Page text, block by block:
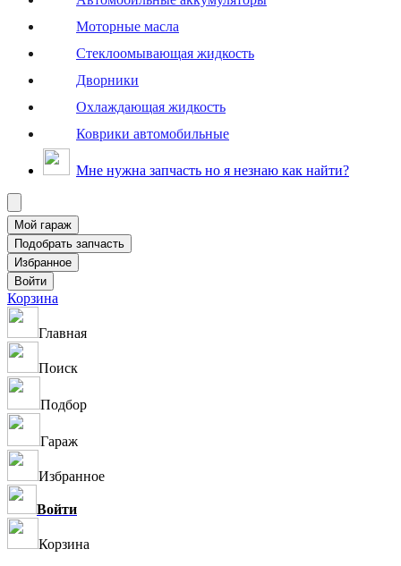
Моторные масла
Стеклоомывающая жидкость
Дворники
Охлаждающая жидкость
Коврики автомобильные
Мне нужна запчасть но я незнаю как найти?
Корзина
Главная
Поиск
Подбор
Гараж
Избранное
Войти
Корзина